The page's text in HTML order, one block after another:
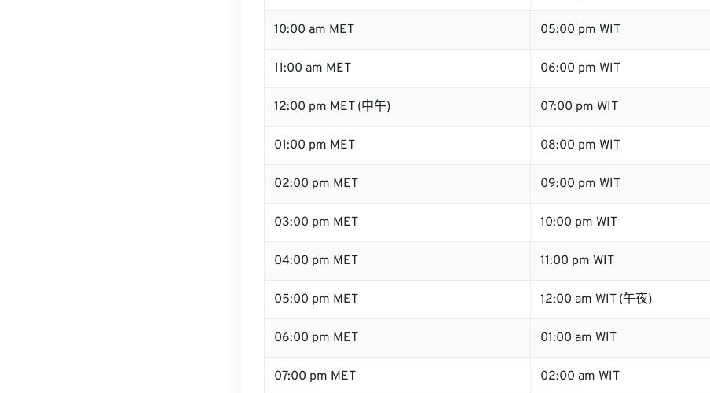
10:00 am MET 05:00 pm WIT
11:00 am MET 06:00 pm WIT
12:00 pm MET (中午) 07:00 pm WIT
01:00 pm MET 08:00 pm WIT
02:00 pm MET 09:00 pm WIT
03:00 pm MET 10:00 pm WIT
04:00 pm MET 11:00 pm WIT
05:00 pm MET 12:00 am WIT (午夜)
06:00 pm MET 01:00 am WIT
07:00 pm MET 02:00 am WIT